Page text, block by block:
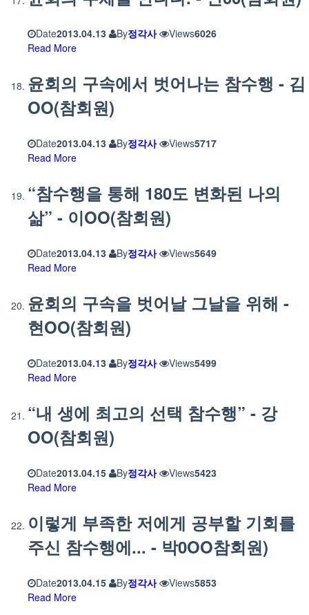
Date2013.04.13 By정각사 Views6026
Read More
윤회의 구속에서 벗어나는 참수행 - 김
OO(참회원)
Date2013.04.13 By정각사 Views5717
Read More
“참수행을 통해 180도 변화된 나의
삶” - 이OO(참회원)
Date2013.04.13 By정각사 Views5649
Read More
윤회의 구속을 벗어날 그날을 위해 -
현OO(참회원)
Date2013.04.13 By정각사 Views5499
Read More
“내 생에 최고의 선택 참수행” - 강
OO(참회원)
Date2013.04.15 By정각사 Views5423
Read More
이렇게 부족한 저에게 공부할 기회를
주신 참수행에... - 박0OO참회원)
Date2013.04.15 By정각사 Views5853
Read More